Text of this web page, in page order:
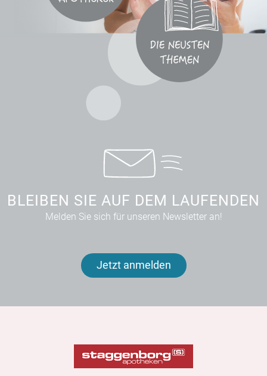
BLEIBEN SIE AUF DEM LAUFENDEN
Melden Sie sich für unseren Newsletter an!
Jetzt anmelden